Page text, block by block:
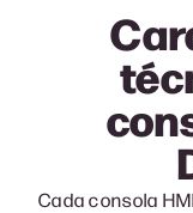
Cada consola